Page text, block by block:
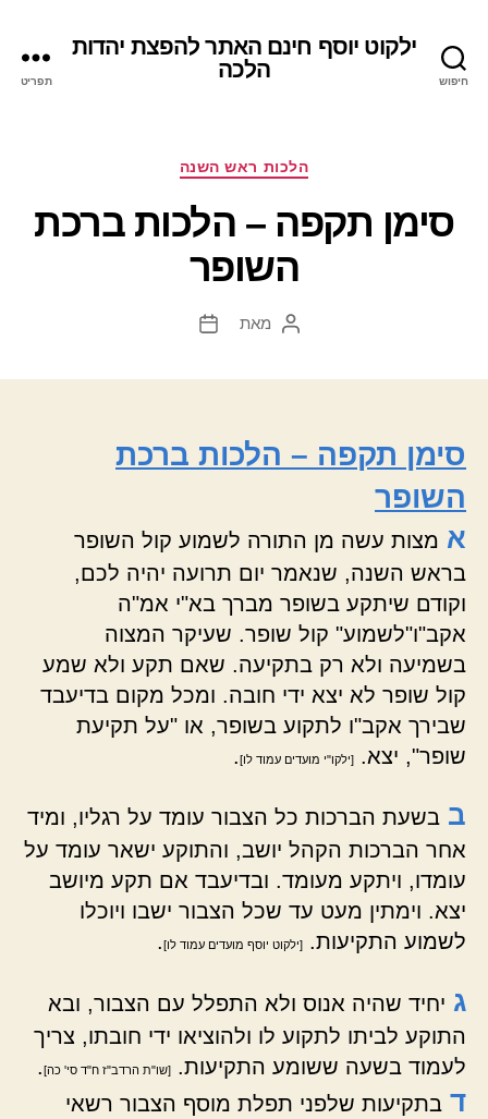
חיפוש
ילקוט יוסף חינם האתר להפצת יהדות
הלכה
תפריט
קטגוריות
הלכות ראש השנה
סימן תקפה – הלכות ברכת
השופר
המחבר
מאת
תאריך
סימן תקפה – הלכות ברכת
השופר
א מצות עשה מן התורה לשמוע קול השופר
בראש השנה, שנאמר יום תרועה יהיה לכם,
וקודם שיתקע בשופר מברך בא"י אמ"ה
אקב"ו"לשמוע" קול שופר. שעיקר המצוה
בשמיעה ולא רק בתקיעה. שאם תקע ולא שמע
קול שופר לא יצא ידי חובה. ומכל מקום בדיעבד
שבירך אקב"ו לתקוע בשופר, או "על תקיעת
שופר", יצא. [ילקו"י מועדים עמוד לו].
ב בשעת הברכות כל הצבור עומד על רגליו, ומיד
אחר הברכות הקהל יושב, והתוקע ישאר עומד על
עומדו, ויתקע מעומד. ובדיעבד אם תקע מיושב
יצא. וימתין מעט עד שכל הצבור ישבו ויוכלו
לשמוע התקיעות. [ילקוט יוסף מועדים עמוד לו].
ג יחיד שהיה אנוס ולא התפלל עם הצבור, ובא
התוקע לביתו לתקוע לו ולהוציאו ידי חובתו, צריך
לעמוד בשעה ששומע התקיעות. [שו"ת הרדב"ז ח"ד סי' כה].
ד בתקיעות שלפני תפלת מוסף הצבור רשאי